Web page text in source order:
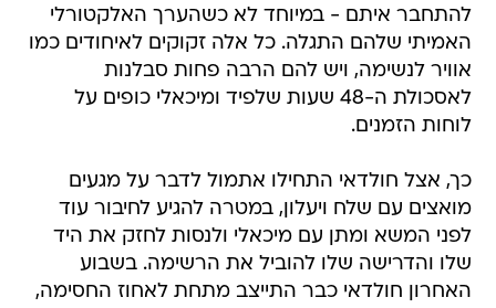
להתחבר איתם - במיוחד לא כשהערך האלקטורלי
האמיתי שלהם התגלה. כל אלה זקוקים לאיחודים כמו
אוויר לנשימה, ויש להם הרבה פחות סבלנות
לאסכולת ה-48 שעות שלפיד ומיכאלי כופים על
לוחות הזמנים.
כך, אצל חולדאי התחילו אתמול לדבר על מגעים
מואצים עם שלח ויעלון, במטרה להגיע לחיבור עוד
לפני המשא ומתן עם מיכאלי ולנסות לחזק את היד
שלו והדרישה שלו להוביל את הרשימה. בשבוע
האחרון חולדאי כבר התייצב מתחת לאחוז החסימה,